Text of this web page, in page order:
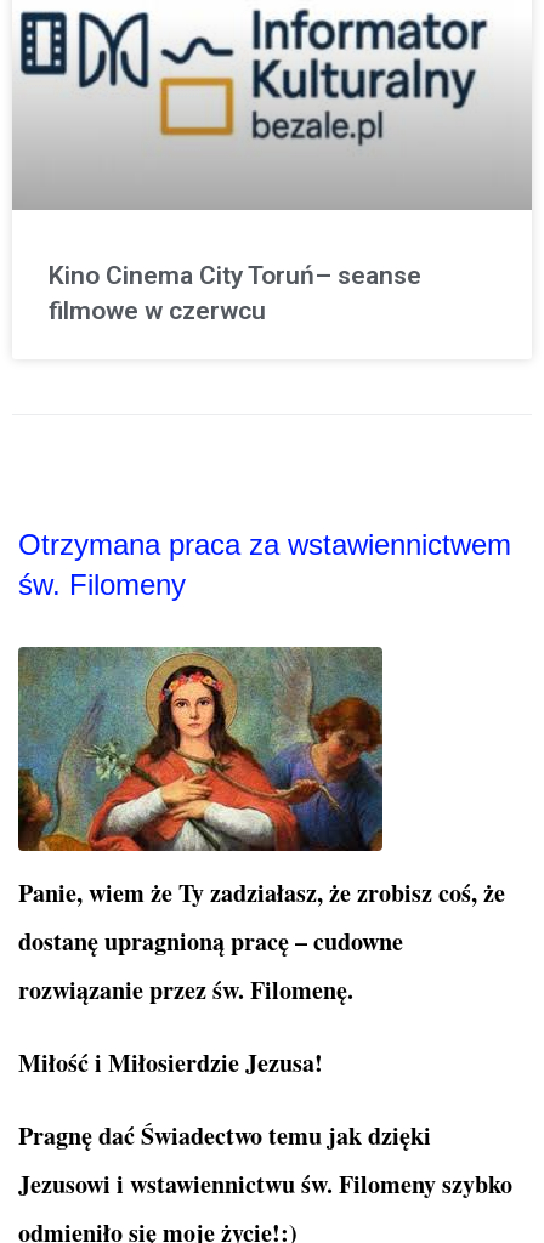
Kino Cinema City Toruń– seanse
filmowe w czerwcu
Otrzymana praca za wstawiennictwem
św. Filomeny
Panie, wiem że Ty zadziałasz, że zrobisz coś, że
dostanę upragnioną pracę – cudowne
rozwiązanie przez św. Filomenę.
Miłość i Miłosierdzie Jezusa!
Pragnę dać Świadectwo temu jak dzięki
Jezusowi i wstawiennictwu św. Filomeny szybko
odmieniło się moje życie!:)